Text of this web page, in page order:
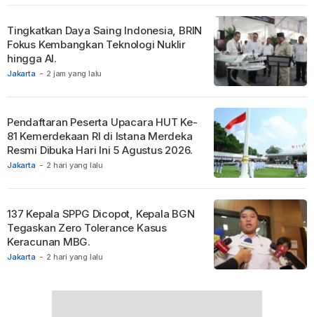
Jakarta - 2 jam yang lalu
Tingkatkan Daya Saing Indonesia, BRIN
Fokus Kembangkan Teknologi Nuklir
hingga AI.
Jakarta - 2 hari yang lalu
Pendaftaran Peserta Upacara HUT Ke-
81 Kemerdekaan RI di Istana Merdeka
Resmi Dibuka Hari Ini 5 Agustus 2026.
Jakarta - 2 hari yang lalu
137 Kepala SPPG Dicopot, Kepala BGN
Tegaskan Zero Tolerance Kasus
Keracunan MBG.